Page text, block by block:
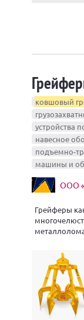
ковшовый
устройства
навесное
подъемно-
машины и
ООО
Грейферы